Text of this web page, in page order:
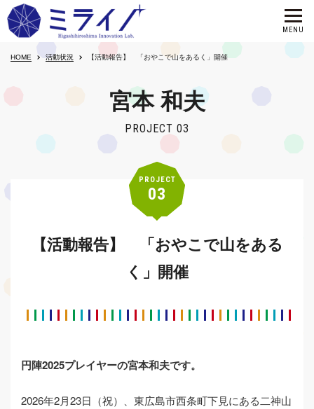
HOME 活動状況 【活動報告】 「おやこで山をあるく」開催
宮本 和夫
PROJECT 03
PROJECT
03
【活動報告】 「おやこで山をある
く」開催
円陣2025プレイヤーの宮本和夫です。
2026年2月23日（祝）、東広島市西条町下見にある二神山